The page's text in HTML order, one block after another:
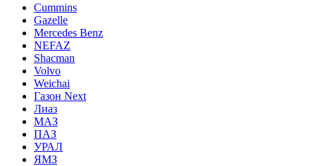
Cummins
Gazelle
Mercedes Benz
NEFAZ
Shacman
Volvo
Weichai
Газон Next
Лиаз
МАЗ
ПАЗ
УРАЛ
ЯМЗ